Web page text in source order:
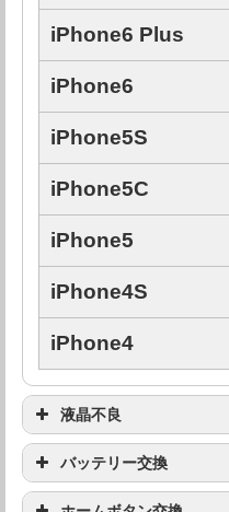
iPhone6 Plus
iPhone6
iPhone5S
iPhone5C
iPhone5
iPhone4S
iPhone4
液晶不良
機種
バッテリー交換